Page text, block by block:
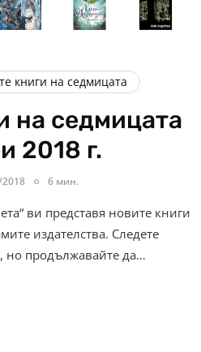
книги на седмицата
на седмицата
2018 г.
6 мин.
ви представя новите книги
издателства. Следете
но продължавайте да…